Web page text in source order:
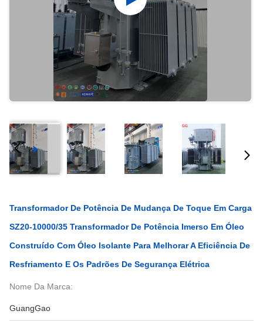
Transformador De Potência De Mudança De Toque Em Carga
SZ20-10000/35 Transformador De Potência Imerso Em Óleo
Construído Com Óleo Isolante Para Melhorar A Eficiência De
Resfriamento E Os Padrões De Segurança Elétrica
Nome Da Marca:
GuangGao